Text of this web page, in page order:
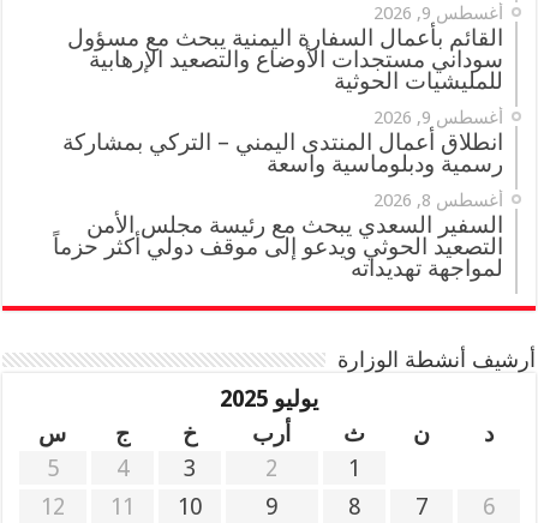
أغسطس 9, 2026
القائم بأعمال السفارة اليمنية يبحث مع مسؤول
سوداني مستجدات الأوضاع والتصعيد الإرهابية
للمليشيات الحوثية
أغسطس 9, 2026
انطلاق أعمال المنتدى اليمني – التركي بمشاركة
رسمية ودبلوماسية واسعة
أغسطس 8, 2026
السفير السعدي يبحث مع رئيسة مجلس الأمن
التصعيد الحوثي ويدعو إلى موقف دولي أكثر حزماً
لمواجهة تهديداته
أرشيف أنشطة الوزارة
يوليو 2025
د
ن ث أرب خ ج
س
1
2
3
4
5
6
7
8
9
10
11
12